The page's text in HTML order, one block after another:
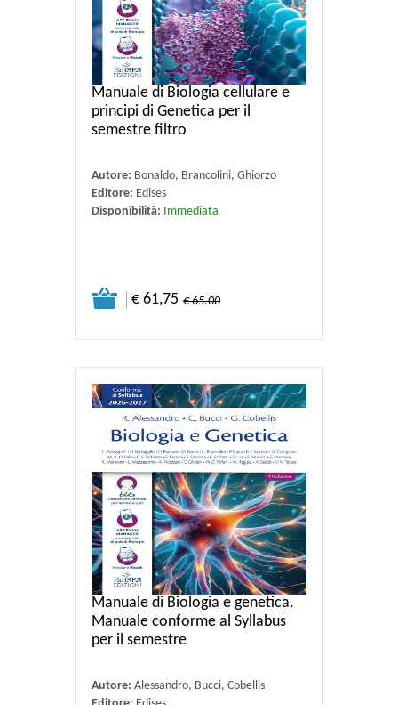
Manuale di Biologia cellulare e
principi di Genetica per il
semestre filtro
Autore: Bonaldo, Brancolini, Ghiorzo
Editore: Edises
Disponibilità: Immediata
€ 61,75 € 65.00
Manuale di Biologia e genetica.
Manuale conforme al Syllabus
per il semestre
Autore: Alessandro, Bucci, Cobellis